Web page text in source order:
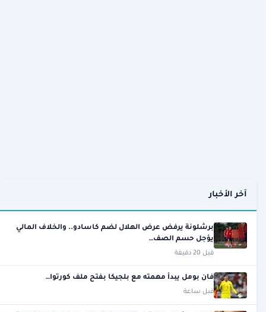
آخر الأخبار
برشلونة يرفض عرض الهلال لضم كاسادو.. والخلاف المالي
يؤجل حسم الصف…
قبل 20 دقيقة
فان بومل يبدأ مهمته مع بلجيكا بفتح ملف كورتوا…
قبل ساعة